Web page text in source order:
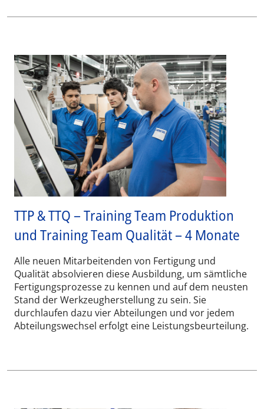
TTP & TTQ – Training Team Produktion
und Training Team Qualität – 4 Monate
Alle neuen Mitarbeitenden von Fertigung und
Qualität absolvieren diese Ausbildung, um sämtliche
Fertigungsprozesse zu kennen und auf dem neusten
Stand der Werkzeugherstellung zu sein. Sie
durchlaufen dazu vier Abteilungen und vor jedem
Abteilungswechsel erfolgt eine Leistungsbeurteilung.